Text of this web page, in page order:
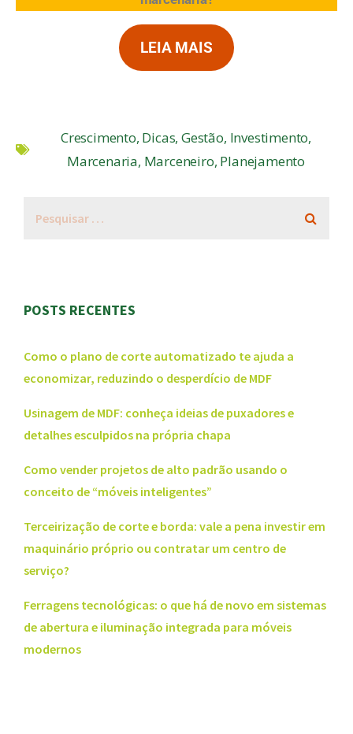
LEIA MAIS
Crescimento, Dicas,Gestão, Investimento,
Marcenaria, Marceneiro, Planejamento
POSTS RECENTES
Como o plano de corte automatizado te ajuda a
economizar, reduzindo o desperdício de MDF
Usinagem de MDF: conheça ideias de puxadores e
detalhes esculpidos na própria chapa
Como vender projetos de alto padrão usando o
conceito de “móveis inteligentes”
Terceirização de corte e borda: vale a pena investir em
maquinário próprio ou contratar um centro de
serviço?
Ferragens tecnológicas: o que há de novo em sistemas
de abertura e iluminação integrada para móveis
modernos